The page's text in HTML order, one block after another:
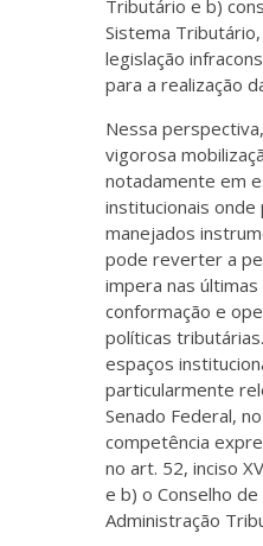
Tributário e b)
Sistema
legislação
para a realização
Nessa
vigorosa
notadamente em
institucionais
manejados
pode reverter a
impera nas últimas
conformação e
políticas
espaços
particularmente
Senado Federal,
competência
no art. 52, inciso
e b) o Conselho de
Administração